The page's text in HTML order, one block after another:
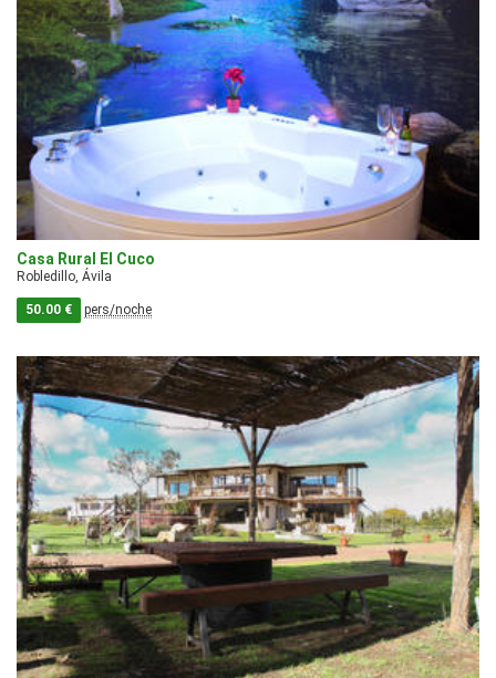
Casa Rural El Cuco
Robledillo, Ávila
50.00 € pers/noche